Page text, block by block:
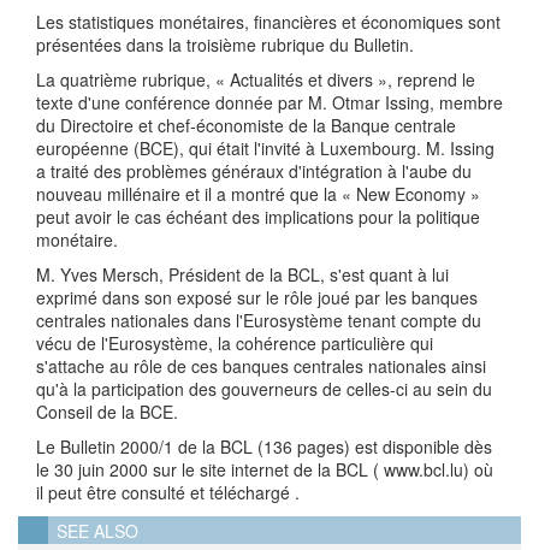
Les statistiques monétaires, financières et économiques sont
présentées dans la troisième rubrique du Bulletin.
La quatrième rubrique, « Actualités et divers », reprend le
texte d'une conférence donnée par M. Otmar Issing, membre
du Directoire et chef-économiste de la Banque centrale
européenne (BCE), qui était l'invité à Luxembourg. M. Issing
a traité des problèmes généraux d'intégration à l'aube du
nouveau millénaire et il a montré que la « New Economy »
peut avoir le cas échéant des implications pour la politique
monétaire.
M. Yves Mersch, Président de la BCL, s'est quant à lui
exprimé dans son exposé sur le rôle joué par les banques
centrales nationales dans l'Eurosystème tenant compte du
vécu de l'Eurosystème, la cohérence particulière qui
s'attache au rôle de ces banques centrales nationales ainsi
qu'à la participation des gouverneurs de celles-ci au sein du
Conseil de la BCE.
Le Bulletin 2000/1 de la BCL (136 pages) est disponible dès
le 30 juin 2000 sur le site internet de la BCL ( www.bcl.lu) où
il peut être consulté et téléchargé .
SEE ALSO